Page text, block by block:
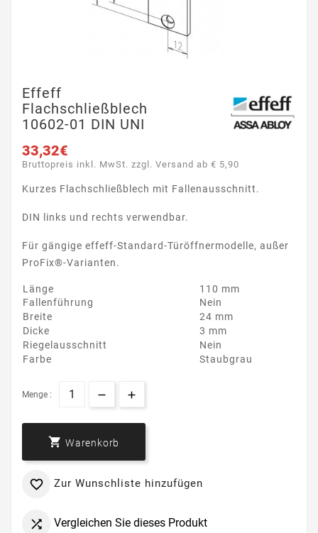
Effeff
Flachschließblech
10602-01 DIN UNI
33,32€
Bruttopreis inkl. MwSt. zzgl. Versand ab € 5,90
Kurzes Flachschließblech mit Fallenausschnitt.
DIN links und rechts verwendbar.
Für gängige effeff-Standard-Türöffnermodelle, außer
ProFix®-Varianten.
Länge
110 mm
Fallenführung
Nein
Breite
24 mm
Dicke
3 mm
Riegelausschnitt
Nein
Farbe
Staubgrau
Menge :
 Warenkorb
 Zur Wunschliste hinzufügen
 Vergleichen Sie dieses Produkt